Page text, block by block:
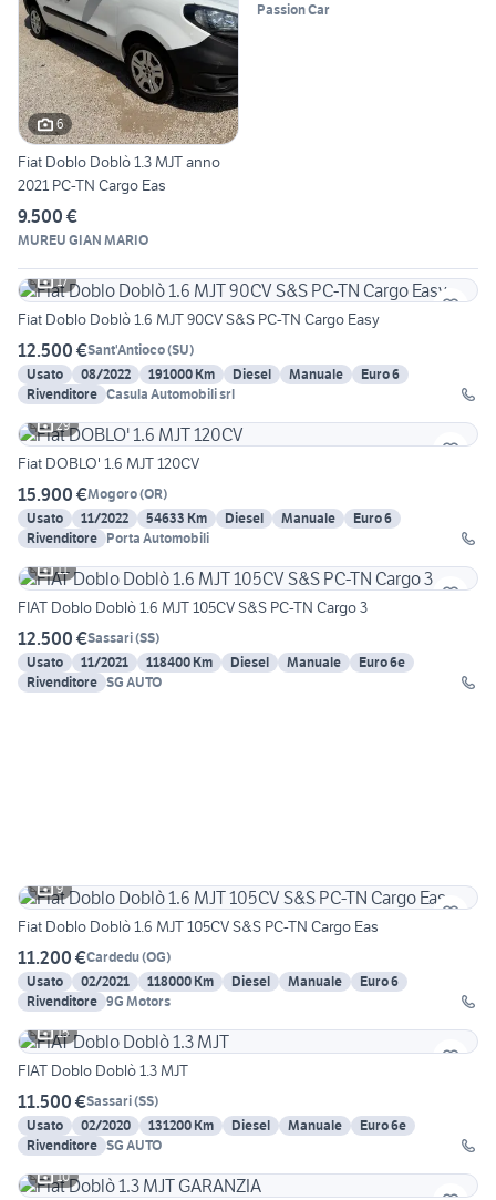
6
Fiat Doblo Doblò 1.3 MJT anno
2021 PC-TN Cargo Eas
9.500 €
MUREU GIAN MARIO
Passion Car
17
Fiat Doblo Doblò 1.6 MJT 90CV S&S PC-TN Cargo Easy
12.500 €Sant'Antioco(SU)
Usato
08/2022 191000 Km Diesel Manuale
Euro 6
Rivenditore Casula Automobili srl
29
Fiat DOBLO' 1.6 MJT 120CV
15.900 €Mogoro(OR)
Usato
11/2022 54633 Km Diesel Manuale
Euro 6
Rivenditore Porta Automobili
11
FIAT Doblo Doblò 1.6 MJT 105CV S&S PC-TN Cargo 3
12.500 €Sassari(SS)
Usato
11/2021 118400 Km Diesel Manuale
Euro 6e
Rivenditore SG AUTO
9
Fiat Doblo Doblò 1.6 MJT 105CV S&S PC-TN Cargo Eas
11.200 €Cardedu(OG)
Usato
02/2021 118000 Km Diesel Manuale
Euro 6
Rivenditore 9G Motors
15
FIAT Doblo Doblò 1.3 MJT
11.500 €Sassari(SS)
Usato
02/2020 131200 Km Diesel Manuale
Euro 6e
Rivenditore SG AUTO
10